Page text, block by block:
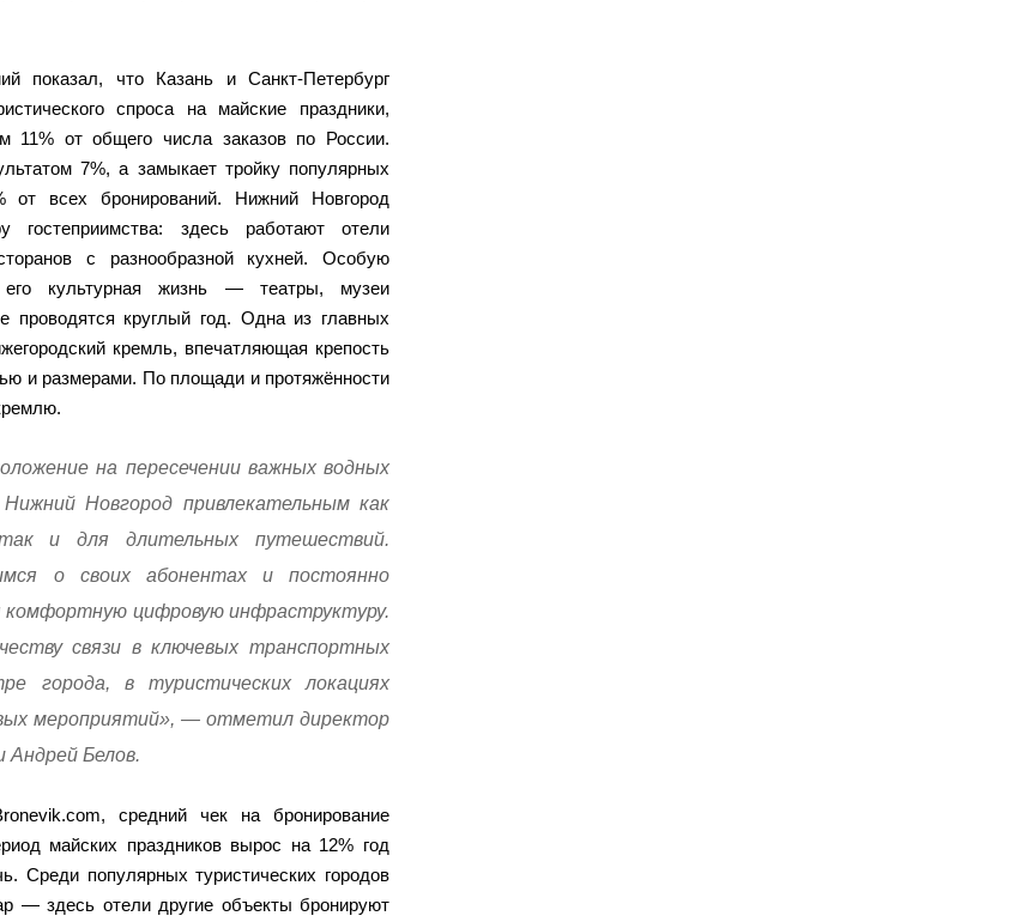
показал, что Казань и Санкт-Петербург
спроса на майские праздники,
11% от общего числа заказов по России.
7%, а замыкает тройку популярных
от всех бронирований. Нижний Новгород
гостеприимства: здесь работают отели
с разнообразной кухней. Особую
его культурная жизнь — театры, музеи
проводятся круглый год. Одна из главных
кремль, впечатляющая крепость
и размерами. По площади и протяжённости
на пересечении важных водных
Новгород привлекательным как
и для длительных путешествий.
о своих абонентах и постоянно
комфортную цифровую инфраструктуру.
связи в ключевых транспортных
города, в туристических локациях
мероприятий», — отметил директор
Белов.
средний чек на бронирование
майских праздников вырос на 12% год
Среди популярных туристических городов
— здесь отели другие объекты бронируют